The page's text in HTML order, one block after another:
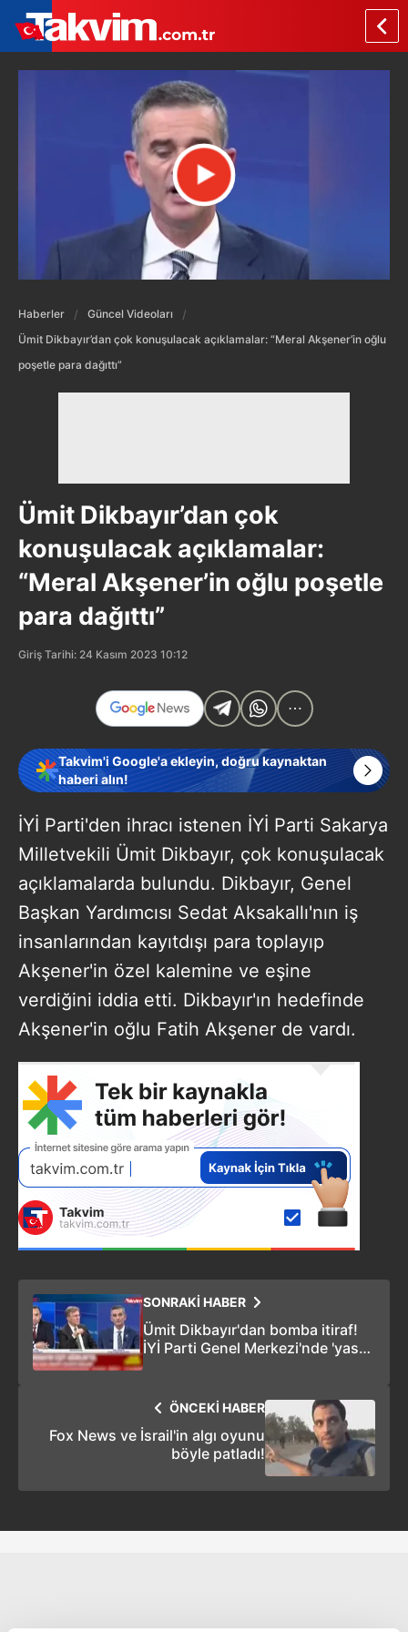
Haberler
Güncel Videoları
Ümit Dikbayır’dan çok konuşulacak açıklamalar: “Meral Akşener’in oğlu
poşetle para dağıttı”
Ümit Dikbayır’dan çok
konuşulacak açıklamalar:
“Meral Akşener’in oğlu poşetle
para dağıttı”
Giriş Tarihi: 24 Kasım 2023 10:12
Takvim'i Google'a ekleyin, doğru kaynaktan
haberi alın!
İYİ Parti'den ihracı istenen İYİ Parti Sakarya
Milletvekili Ümit Dikbayır, çok konuşulacak
açıklamalarda bulundu. Dikbayır, Genel
Başkan Yardımcısı Sedat Aksakallı'nın iş
insanlarından kayıtdışı para toplayıp
Akşener'in özel kalemine ve eşine
verdiğini iddia etti. Dikbayır'ın hedefinde
Akşener'in oğlu Fatih Akşener de vardı.
SONRAKİ HABER
Ümit Dikbayır'dan bomba itiraf!
İYİ Parti Genel Merkezi'nde 'yasak
ÖNCEKİ HABER
Fox News ve İsrail'in algı oyunu
böyle patladı!